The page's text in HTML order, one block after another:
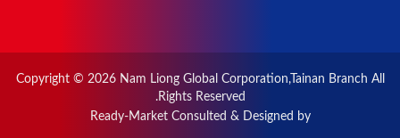
Copyright © 2026 Nam Liong Global Corporation,Tainan Branch All
Rights Reserved.
Consulted & Designed by
Ready-Market